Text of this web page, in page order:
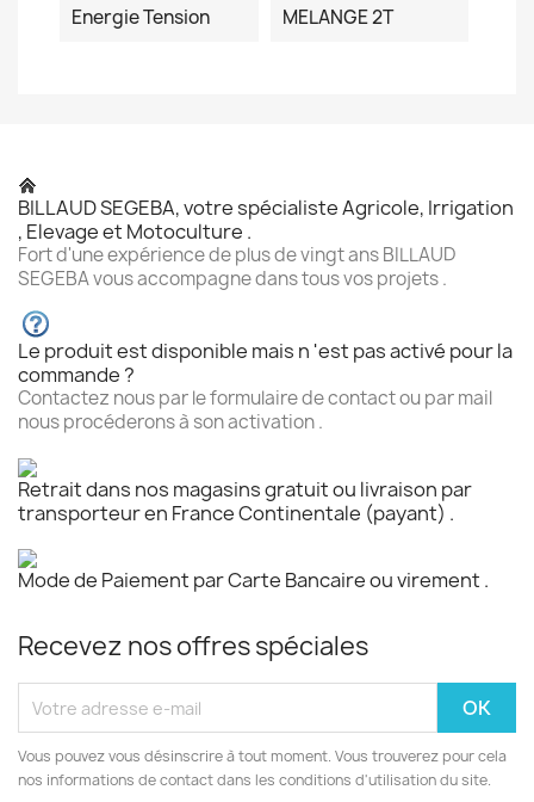
Energie Tension MELANGE 2T
BILLAUD SEGEBA, votre spécialiste Agricole, Irrigation
, Elevage et Motoculture .
Fort d'une expérience de plus de vingt ans BILLAUD
SEGEBA vous accompagne dans tous vos projets .
Le produit est disponible mais n 'est pas activé pour la
commande ?
Contactez nous par le formulaire de contact ou par mail
nous procéderons à son activation .
Retrait dans nos magasins gratuit ou livraison par
transporteur en France Continentale (payant) .
Mode de Paiement par Carte Bancaire ou virement .
Recevez nos offres spéciales
Vous pouvez vous désinscrire à tout moment. Vous trouverez pour cela
nos informations de contact dans les conditions d'utilisation du site.